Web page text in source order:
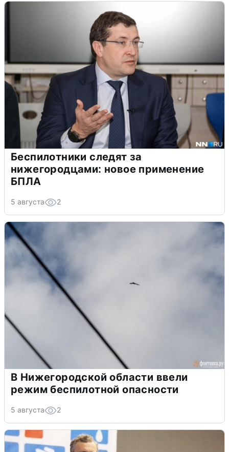
Беспилотники следят за
нижегородцами: новое применение
БПЛА
5 августа 2
В Нижегородской области ввели
режим беспилотной опасности
5 августа 2